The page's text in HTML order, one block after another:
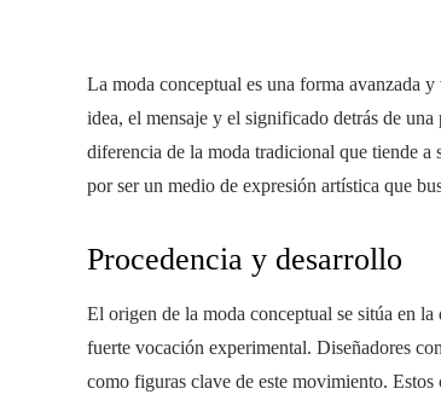
La moda conceptual es una forma avanzada
idea, el mensaje y el significado detrás de
diferencia de la moda tradicional que tiende a
por ser un medio de expresión artística que
Procedencia y desarrollo
El origen de la moda conceptual se sitúa en
fuerte vocación experimental. Diseñadores
como figuras clave de este movimiento.